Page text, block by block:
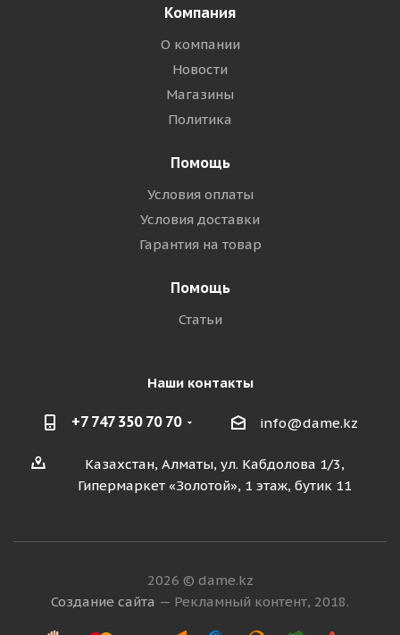
Компания
О компании
Новости
Магазины
Политика
Помощь
Условия оплаты
Условия доставки
Гарантия на товар
Помощь
Статьи
Наши контакты
+7 747 350 70 70 info@dame.kz
Казахстан, Алматы, ул. Кабдолова 1/3,
Гипермаркет «Золотой», 1 этаж, бутик 11
2026 © dame.kz
Создание сайта — Рекламный контент, 2018.